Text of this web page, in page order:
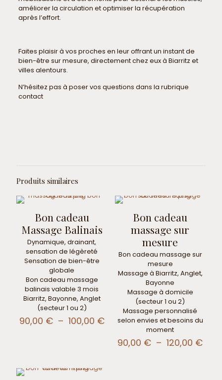
améliorer la circulation et optimiser la récupération
après l’effort.
Faites plaisir à vos proches en leur offrant un instant de
bien-être sur mesure, directement chez eux à Biarritz et
villes alentours.
N’hésitez pas à poser vos questions dans la rubrique
contact
Produits similaires
Bon cadeau
Massage Balinais
Dynamique, drainant,
sensation de légèreté
Sensation de bien-être
globale
Bon cadeau massage
balinais valable 3 mois
Biarritz, Bayonne, Anglet
(secteur 1 ou 2)
90,00 € – 100,00 €Plage
prix :
90,00 €
Bon cadeau
massage sur
mesure
Bon cadeau massage sur
mesure
Massage à Biarritz, Anglet,
Bayonne
Massage à domicile
(secteur 1 ou 2)
Massage personnalisé
selon envies et besoins du
moment
90,00 € – 120,00 €